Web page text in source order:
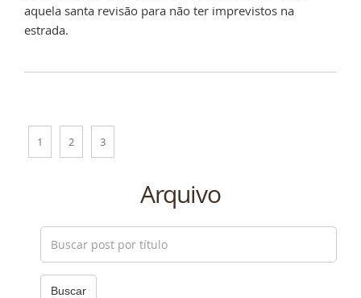
aquela santa revisão para não ter imprevistos na
estrada.
1 2 3
Arquivo
Buscar